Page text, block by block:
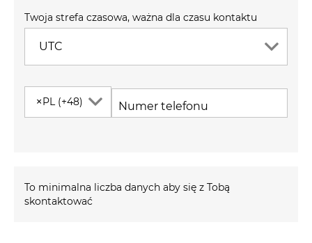
UTC
Twoja strefa czasowa, ważna dla czasu kontaktu
× PL (+48) Numer telefonu
To minimalna liczba danych aby się z Tobą
skontaktować